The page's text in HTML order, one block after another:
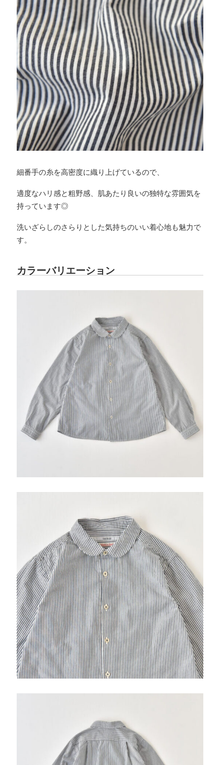
細番手の糸を高密度に織り上げているので、
適度なハリ感と粗野感、肌あたり良いの独特な雰囲気を
持っています◎
洗いざらしのさらりとした気持ちのいい着心地も魅力で
す。
カラーバリエーション